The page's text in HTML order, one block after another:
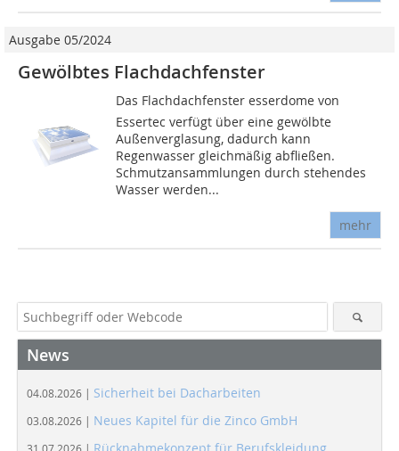
Ausgabe 05/2024
Gewölbtes Flachdachfenster
Das Flachdachfenster esserdome von
Essertec verfügt über eine gewölbte
Außenverglasung, dadurch kann
Regenwasser gleichmäßig abfließen.
Schmutzansammlungen durch stehendes
Wasser werden...
mehr
News
04.08.2026 | Sicherheit bei Dacharbeiten
03.08.2026 | Neues Kapitel für die Zinco GmbH